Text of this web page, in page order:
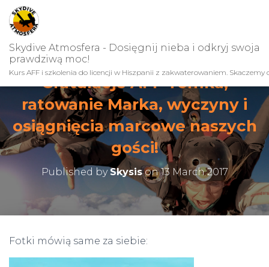
Skydive Atmosfera - Dosięgnij nieba i odkryj swoja
prawdziwą moc!
Kurs AFF i szkolenia do licencji w Hiszpanii z zakwaterowaniem. Skaczemy
Gratulacje AFF Tomka,
ratowanie Marka, wyczyny i
osiągnięcia marcowe naszych
gości!
Published by Skysison13 March 2017
Fotki mówią same za siebie: